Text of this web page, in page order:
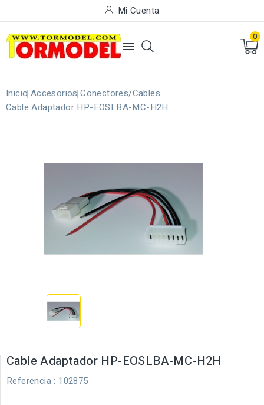
Mi Cuenta

0
Inicio Accesorios Conectores/Cables
Cable Adaptador HP-EOSLBA-MC-H2H
Cable Adaptador HP-EOSLBA-MC-H2H
Referencia : 102875